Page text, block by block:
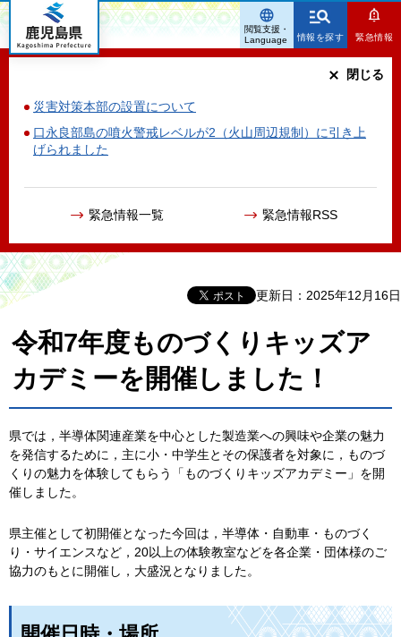
鹿児島県
情報を探す 緊急情報
災害対策本部の設置について
口永良部島の噴火警戒レベルが2（火山周辺規制）に引き上
げられました
緊急情報一覧 緊急情報RSS
閉じる
閲覧支援・
Language
更新日：2025年12月16日
令和7年度ものづくりキッズア
カデミーを開催しました！
県では，半導体関連産業を中心とした製造業への興味や企業の魅力
を発信するために，主に小・中学生とその保護者を対象に，ものづ
くりの魅力を体験してもらう「ものづくりキッズアカデミー」を開
催しました。
県主催として初開催となった今回は，半導体・自動車・ものづく
り・サイエンスなど，20以上の体験教室などを各企業・団体様のご
協力のもとに開催し，大盛況となりました。